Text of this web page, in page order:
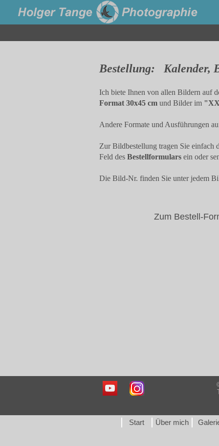
Bestellung: Kalender,
Ich biete Ihnen von allen Bildern auf
Format 30x45 cm und Bilder im
Andere Formate und Ausführungen
Zur Bildbestellung tragen Sie einfach
Feld des Bestellformulars ein oder
Die Bild-Nr. finden Sie unter jedem
Zum Bestell-
Start Über mich